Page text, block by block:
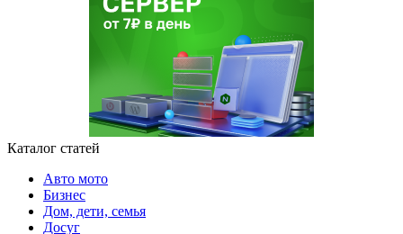
Каталог статей
Авто мото
Бизнес
Дом, дети, семья
Досуг